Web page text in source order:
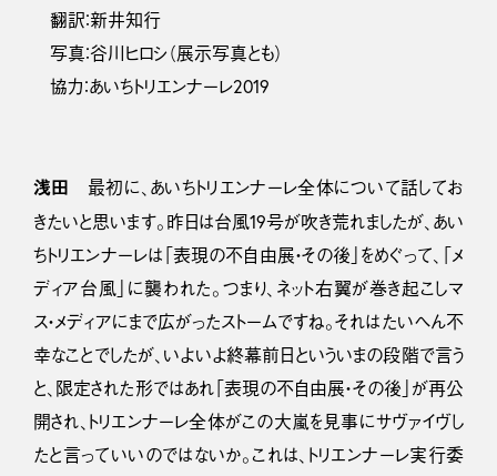
翻訳：新井知行
写真：谷川ヒロシ（展示写真とも）
協力：あいちトリエンナーレ2019
浅田 最初に、あいちトリエンナーレ全体について話してお
きたいと思います。昨日は台風19号が吹き荒れましたが、あい
ちトリエンナーレは「表現の不自由展・その後」をめぐって、「メ
ディア台風」に襲われた。つまり、ネット右翼が巻き起こしマ
ス・メディアにまで広がったストームですね。それはたいへん不
幸なことでしたが、いよいよ終幕前日といういまの段階で言う
と、限定された形ではあれ「表現の不自由展・その後」が再公
開され、トリエンナーレ全体がこの大嵐を見事にサヴァイヴし
たと言っていいのではないか。これは、トリエンナーレ実行委